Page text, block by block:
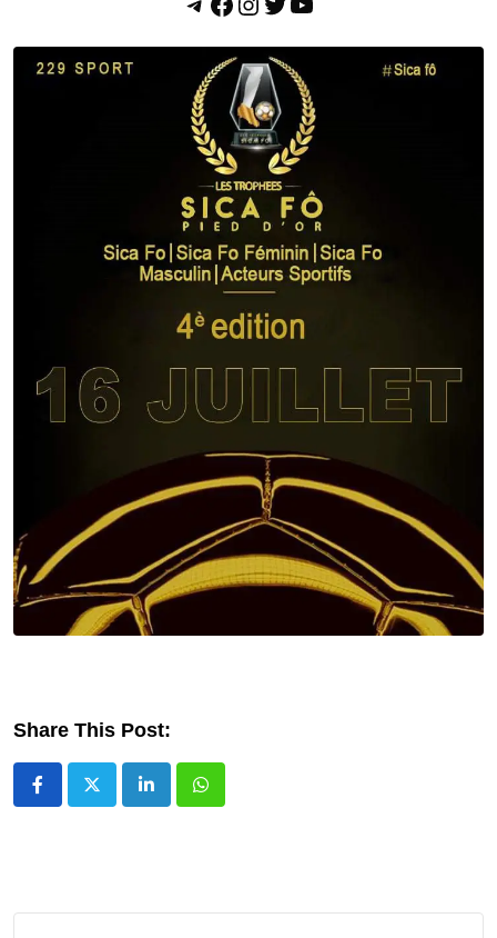
Share This Post:
LinkedInWhatsapp